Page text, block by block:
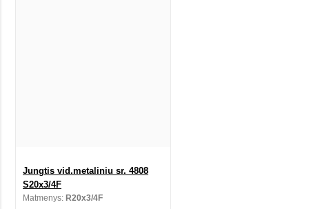
Jungtis vid.metaliniu sr. 4808
S20x3/4F
Matmenys: R20x3/4F